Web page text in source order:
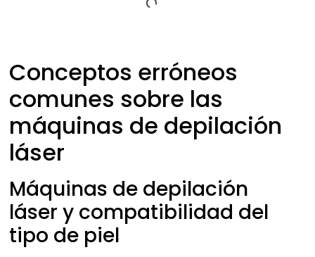
Conceptos erróneos
comunes sobre las
máquinas de depilación
láser
Máquinas de depilación
láser y compatibilidad del
tipo de piel